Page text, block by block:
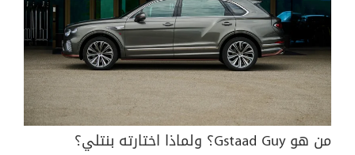
من هو Gstaad Guy؟ ولماذا اختارته بنتلي؟